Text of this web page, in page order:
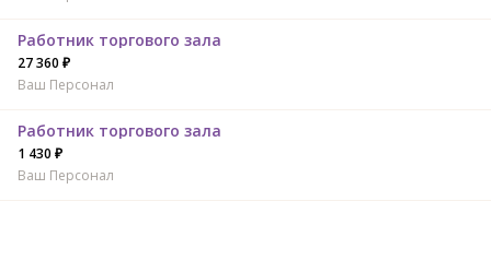
Работник торгового зала
27 360 ₽
Ваш Персонал
Работник торгового зала
1 430 ₽
Ваш Персонал